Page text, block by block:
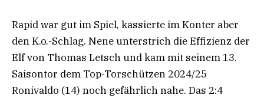
Rapid war gut im Spiel, kassierte im Konter aber
den K.o.-Schlag. Nene unterstrich die Effizienz der
Elf von Thomas Letsch und kam mit seinem 13.
Saisontor dem Top-Torschützen 2024/25
Ronivaldo (14) noch gefährlich nahe. Das 2:4